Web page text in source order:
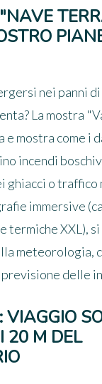
nei panni di
La mostra
e mostra come i
incendi
ghiacci o traffico
immersive
termiche XXL),
meteorologia,
delle
VIAGGIO
20 M DEL